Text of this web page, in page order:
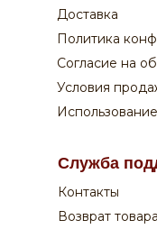
+7 831
Время
Курьеру по
Поддержка
Условия
Доставка
Политика
Согласие на
Служба
Контакты
Возврат товара